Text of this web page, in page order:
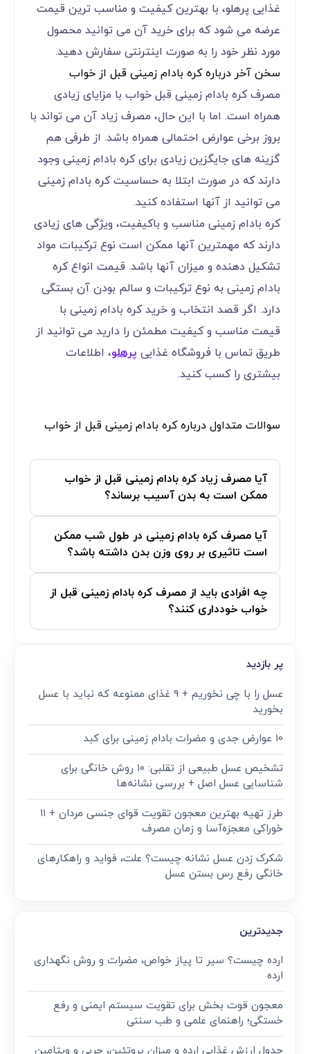
غذایی پرهلو، با بهترین کیفیت و مناسب ترین قیمت
عرضه می شود که برای خرید آن می توانید محصول
مورد نظر خود را به صورت اینترنتی سفارش دهید.
سخن آخر درباره کره بادام زمینی قبل از خواب
مصرف کره بادام زمینی قبل خواب با مزایای زیادی
همراه است. اما با این حال، مصرف زیاد آن می تواند با
بروز برخی عوارض احتمالی همراه باشد. از طرفی هم
گزینه های جایگزین زیادی برای کره بادام زمینی وجود
دارند که در صورت ابتلا به حساسیت کره بادام زمینی
می توانید از آنها استفاده کنید.
کره بادام زمینی مناسب و باکیفیت، ویژگی های زیادی
دارند که مهمترین آنها ممکن است نوع ترکیبات مواد
تشکیل دهنده و میزان آنها باشد. قیمت انواع کره
بادام زمینی به نوع ترکیبات و سالم بودن آن بستگی
دارد. اگر قصد انتخاب و خرید کره بادام زمینی با
قیمت مناسب و کیفیت مطمئن را دارید می توانید از
طریق تماس با فروشگاه غذایی پرهلو، اطلاعات
بیشتری را کسب کنید.
سوالات متداول درباره کره بادام زمینی قبل از خواب
آیا مصرف زیاد کره بادام زمینی قبل از خواب
ممکن است به بدن آسیب برساند؟
آیا مصرف کره بادام زمینی در طول شب ممکن
است تاثیری بر روی وزن بدن داشته باشد؟
چه افرادی باید از مصرف کره بادام زمینی قبل از
خواب خودداری کنند؟
پر بازدید
عسل را با چی نخوریم + 9 غذای ممنوعه که نباید با عسل
بخورید
10 عوارض جدی و مضرات بادام زمینی برای کبد
تشخیص عسل طبیعی از تقلبی: ۱۰ روش خانگی برای
شناسایی عسل اصل + بررسی نشانه‌ها
طرز تهیه بهترین معجون تقویت قوای جنسی مردان + ۱۱
خوراکی معجزه‌آسا و زمان مصرف
شکرک زدن عسل نشانه چیست؟ علت، فواید و راهکارهای
خانگی رفع رس بستن عسل
جدیدترین
ارده چیست؟ سیر تا پیاز خواص، مضرات و روش نگهداری
ارده
معجون قوت‌ بخش برای تقویت سیستم ایمنی و رفع
خستگی؛ راهنمای علمی و طب سنتی
جدول ارزش غذایی ارده و میزان پروتئین، چربی و ویتامین